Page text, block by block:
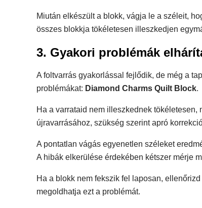
Miután elkészült a blokk, vágja le a széleit,
összes blokkja tökéletesen illeszkedjen
3. Gyakori problémák
A foltvarrás gyakorlással fejlődik, de még a
problémákat: Diamond Charms Quilt Block.
Ha a varrataid nem illeszkednek
újravarrásához, szükség szerint apró
A pontatlan vágás egyenetlen széleket
A hibák elkerülése érdekében kétszer mérje
Ha a blokk nem fekszik fel laposan,
megoldhatja ezt a problémát.